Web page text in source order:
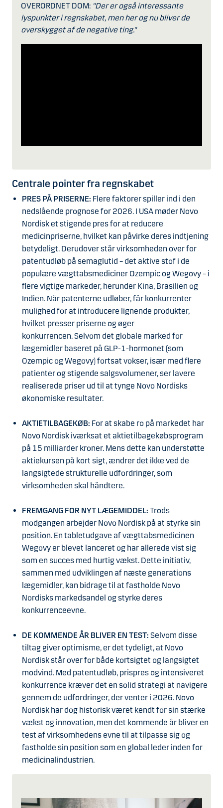
OVERORDNET DOM: "Der er også interessante
lyspunkter i regnskabet, men her og nu bliver de
overskygget af de negative ting."
Centrale pointer fra regnskabet
PRES PÅ PRISERNE: Flere faktorer spiller ind i den
nedslående prognose for 2026. I USA møder Novo
Nordisk et stigende pres for at reducere
medicinpriserne, hvilket kan påvirke deres indtjening
betydeligt. Derudover står virksomheden over for
patentudløb på semaglutid – det aktive stof i de
populære vægttabsmediciner Ozempic og Wegovy – i
flere vigtige markeder, herunder Kina, Brasilien og
Indien. Når patenterne udløber, får konkurrenter
mulighed for at introducere lignende produkter,
hvilket presser priserne og øger
konkurrencen. Selvom det globale marked for
lægemidler baseret på GLP-1-hormonet (som
Ozempic og Wegovy) fortsat vokser, især med flere
patienter og stigende salgsvolumener, ser lavere
realiserede priser ud til at tynge Novo Nordisks
økonomiske resultater.
AKTIETILBAGEKØB: For at skabe ro på markedet har
Novo Nordisk iværksat et aktietilbagekøbsprogram
på 15 milliarder kroner. Mens dette kan understøtte
aktiekursen på kort sigt, ændrer det ikke ved de
langsigtede strukturelle udfordringer, som
virksomheden skal håndtere.
FREMGANG FOR NYT LÆGEMIDDEL: Trods
modgangen arbejder Novo Nordisk på at styrke sin
position. En tabletudgave af vægttabsmedicinen
Wegovy er blevet lanceret og har allerede vist sig
som en succes med hurtig vækst. Dette initiativ,
sammen med udviklingen af næste generations
lægemidler, kan bidrage til at fastholde Novo
Nordisks markedsandel og styrke deres
konkurrenceevne.
DE KOMMENDE ÅR BLIVER EN TEST: Selvom disse
tiltag giver optimisme, er det tydeligt, at Novo
Nordisk står over for både kortsigtet og langsigtet
modvind. Med patentudløb, prispres og intensiveret
konkurrence kræver det en solid strategi at navigere
gennem de udfordringer, der venter i 2026. Novo
Nordisk har dog historisk været kendt for sin stærke
vækst og innovation, men det kommende år bliver en
test af virksomhedens evne til at tilpasse sig og
fastholde sin position som en global leder inden for
medicinalindustrien.